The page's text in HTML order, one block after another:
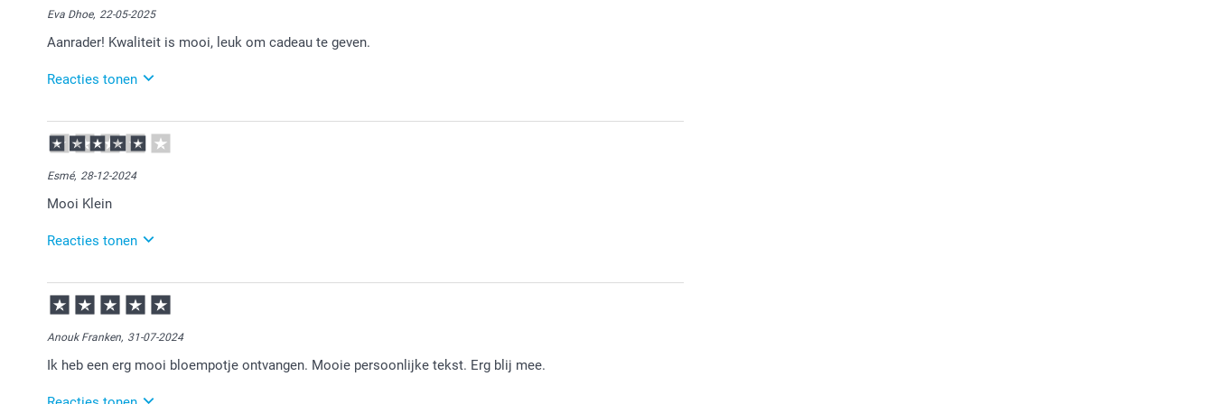
Heel veel plezier ervan en wellicht tot een volgende keer!
Eva Dhoe, 22-05-2025
Aanrader! Kwaliteit is mooi, leuk om cadeau te geven.
Reacties tonen
23-05-2025
13:41
Bedankt voor je review. Fijn dat je tevreden bent met de kwaliteit van de bloempotjes. Heel veel
plezier er van!
Esmé, 28-12-2024
Mooi Klein
Reacties tonen
31-12-2024
10:25
Bedankt voor je bericht.
Anouk Franken, 31-07-2024
Ik heb een erg mooi bloempotje ontvangen. Mooie persoonlijke tekst. Erg blij mee.